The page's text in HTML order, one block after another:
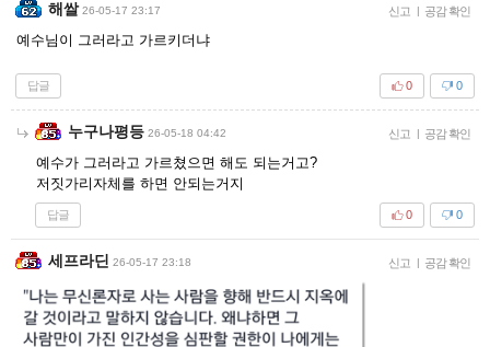
해쌀 26-05-17 23:17 신고 | 공감 확인
예수님이 그러라고 가르키더냐
답글 0
0
누구나평등 26-05-18 04:42 신고 | 공감 확인
예수가 그러라고 가르쳤으면 해도 되는거고?
저짓가리자체를 하면 안되는거지
답글 0
0
세프라딘 26-05-17 23:18 신고 | 공감 확인